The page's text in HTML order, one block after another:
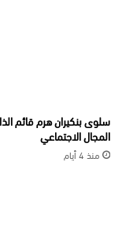
سلوى بنكيران هرم قائم
المجال الاجتماعي
منذ 4 أيام